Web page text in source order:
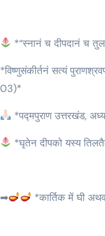
*“स्नानं च दीपदानं च
*विष्णुसंकीर्तनं सत्यं
03)*
*पद्मपुराण उत्तरखंड,
*घृतेन दीपको यस्य
➡ *कार्तिक में घी